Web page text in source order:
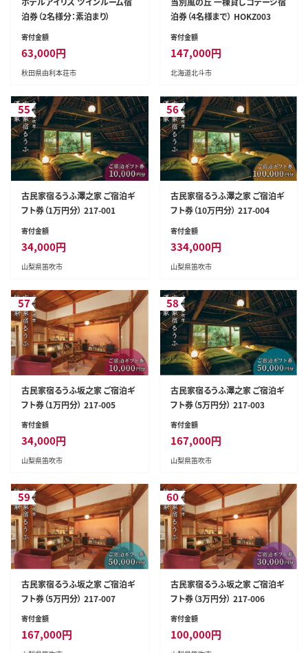
泊券（2名様分：素泊まり）
寄付金額
63,000円
秋田県由利本荘市
泊券（4名様まで） HOKZ003
寄付金額
147,000円
北海道北斗市
55
古民家宿るうふ澤之家 ご宿泊ギ
フト券（1万円分） 217-001
寄付金額
34,000円
山梨県笛吹市
56
古民家宿るうふ澤之家 ご宿泊ギ
フト券（10万円分） 217-004
寄付金額
334,000円
山梨県笛吹市
57
古民家宿るうふ坂之家 ご宿泊ギ
フト券（1万円分） 217-005
寄付金額
34,000円
山梨県笛吹市
58
古民家宿るうふ澤之家 ご宿泊ギ
フト券（5万円分） 217-003
寄付金額
167,000円
山梨県笛吹市
59
古民家宿るうふ坂之家 ご宿泊ギ
フト券（5万円分） 217-007
寄付金額
167,000円
60
古民家宿るうふ坂之家 ご宿泊ギ
フト券（3万円分） 217-006
寄付金額
100,000円